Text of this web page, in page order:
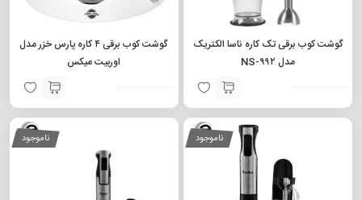
گوشت کوب برقی تک کاره ناسا الکتریک
مدل NS-۹۹۲
گوشت کوب برقی ۴ کاره پارس خزر مدل
اوربیت میکس
ناموجود ناموجود